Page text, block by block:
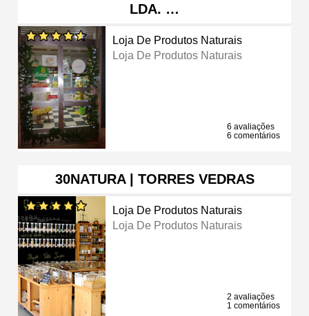
LDA. …
Loja De Produtos Naturais
Loja De Produtos Naturais
6 avaliações
6 comentários
30NATURA | TORRES VEDRAS
Loja De Produtos Naturais
Loja De Produtos Naturais
2 avaliações
1 comentários